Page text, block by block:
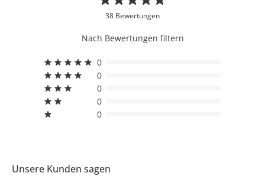
38 Bewertungen
Nach Bewertungen filtern
0
0
0
0
0
Unsere Kunden sagen